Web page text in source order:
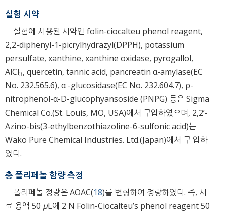
실험 시약
실험에 사용된 시약인 folin-ciocalteu phenol reagent,
2,2-diphenyl-1-picrylhydrazyl(DPPH), potassium
persulfate, xanthine, xanthine oxidase, pyrogallol,
AlCl3, quercetin, tannic acid, pancreatin α-amylase(EC
No. 232.565.6), α -glucosidase(EC No. 232.604.7), ρ-
nitrophenol-α-D-glucophyansoside (PNPG) 등은 Sigma
Chemical Co.(St. Louis, MO, USA)에서 구입하였으며, 2,2’-
Azino-bis(3-ethylbenzothiazoline-6-sulfonic acid)는
Wako Pure Chemical Industries. Ltd.(Japan)에서 구 입하
였다.
총 폴리페놀 함량 측정
폴리페놀 정량은 AOAC(18)를 변형하여 정량하였다. 즉, 시
료 용액 50 μL에 2 N Folin-Ciocalteu’s phenol reagent 50